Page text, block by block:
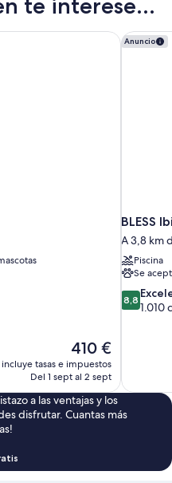
te interese...
El
precio
actual
de
410 €
410 €
incluye tasas e impuestos
Del 1 sept al 2 sept
Anuncio
BLESS
A 3,8 km
Piscina
Se
8.8
sobre
8,8
1.010
BLESS
a las ventajas y los
disfrutar. Cuantas más